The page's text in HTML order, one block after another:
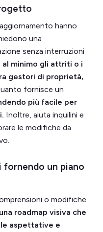
hanno
una
senza interruzioni
al minimo gli attriti o i
gestori di proprietà,
fornisce un
più facile per
Inoltre, aiuta inquilini e
le modifiche da
fornendo un piano
o modifiche
roadmap visiva che
aspettative e